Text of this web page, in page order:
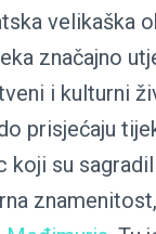
velikaška
značajno
i kulturni
prisjećaju
koji su